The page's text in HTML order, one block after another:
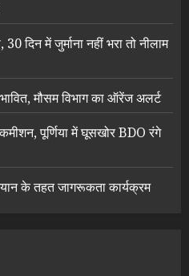
दिन में जुर्माना नहीं भरा तो नीलाम
मौसम विभाग का ऑरेंज अलर्ट
पूर्णिया में घूसखोर BDO रंगे
के तहत जागरूकता कार्यक्रम